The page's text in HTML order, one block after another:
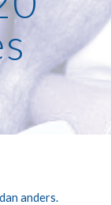
anders.